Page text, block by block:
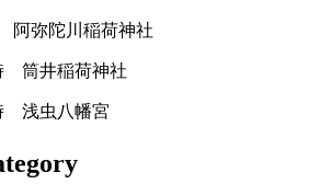
弥陀川稲荷神社
筒井稲荷神社
浅虫八幡宮